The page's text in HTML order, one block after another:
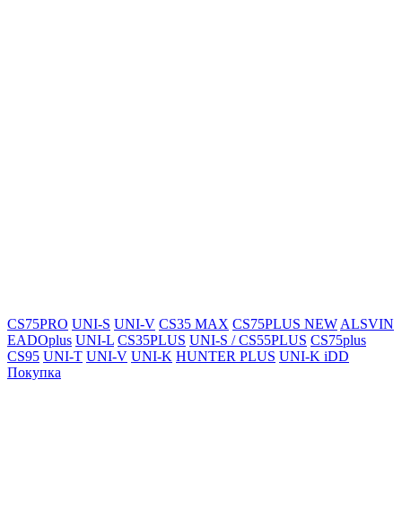
CS75PRO UNI-S UNI-V CS35 MAX CS75PLUS NEW ALSVIN
EADOplus UNI-L CS35PLUS UNI-S / CS55PLUS CS75plus
CS95 UNI-T UNI-V UNI-K HUNTER PLUS UNI-K iDD
Покупка